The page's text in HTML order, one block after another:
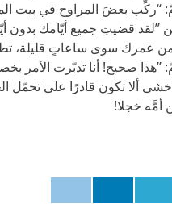
“ركِّب بعضَ المراوح في بيت
’’لقد قضيتِ جميع أيّامك
عمرك سوى ساعاتٍ قليلة،
’’هذا صحيح! أنا تدبّرت الأمر
ألا تكون قادرًا على تحمّل
أمَّه خجلا!